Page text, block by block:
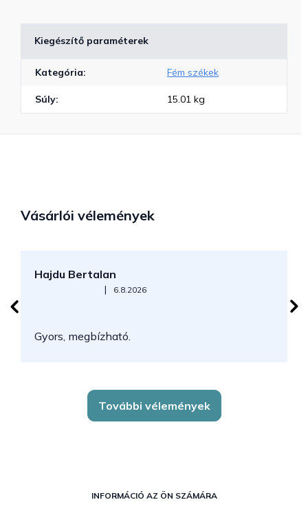
Kiegészítő paraméterek
Kategória: Fém székek
Súly: 15.01 kg
Vásárlói vélemények
Hajdu Bertalan
Az áruház értékelése 5-ből 5 csillag.
| 6.8.2026
Gyors, megbízható.
További vélemények
INFORMÁCIÓ AZ ÖN SZÁMÁRA